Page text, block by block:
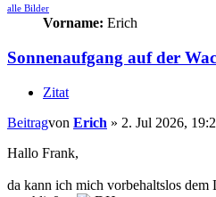
alle Bilder
Vorname: Erich
Sonnenaufgang auf der
Zitat
Beitragvon Erich » 2. Jul 2026,
Hallo Frank,
da kann ich mich vorbehaltslos dem